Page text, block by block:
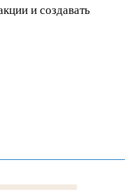
и создавать